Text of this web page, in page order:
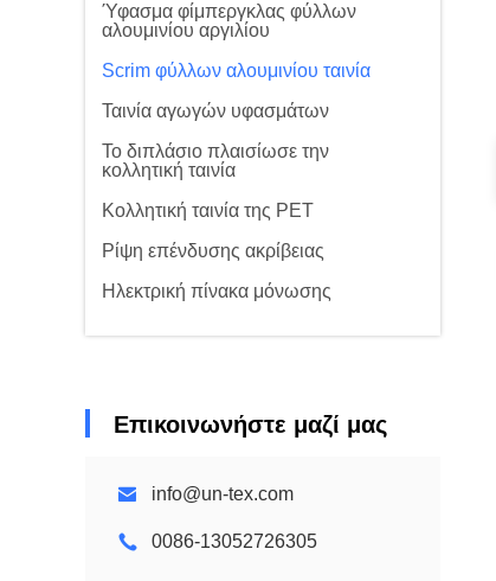
Ύφασμα φίμπεργκλας φύλλων
αλουμινίου αργιλίου
Scrim φύλλων αλουμινίου ταινία
Ταινία αγωγών υφασμάτων
Το διπλάσιο πλαισίωσε την
κολλητική ταινία
Κολλητική ταινία της PET
Ρίψη επένδυσης ακρίβειας
Ηλεκτρική πίνακα μόνωσης
Επικοινωνήστε μαζί μας
info@un-tex.com
0086-13052726305